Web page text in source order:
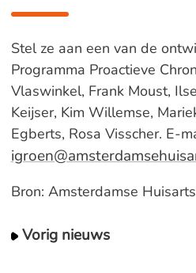
Stel ze aan een van de
Programma Proactieve
Vlaswinkel, Frank Moust,
Keijser, Kim Willemse,
Egberts, Rosa Visscher. E-
Bron: Amsterdamse
Vorig nieuws